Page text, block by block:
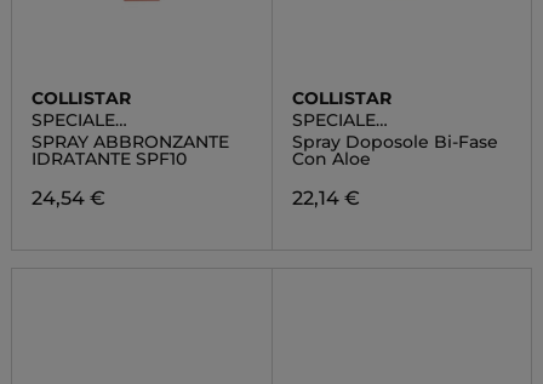
COLLISTAR
SPECIALE
ABBRONZATURA
PERFETTA
SPRAY ABBRONZANTE
IDRATANTE SPF10
24,54 €
COLLISTAR
SPECIALE
ABBRONZATURA
PERFETTA
Spray Doposole Bi-Fase
Con Aloe
22,14 €